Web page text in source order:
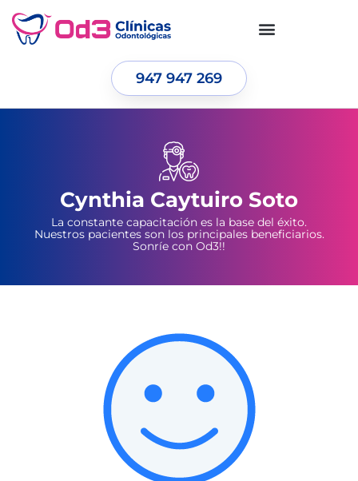
947 947 269
Cynthia Caytuiro Soto
La constante capacitación es la base del éxito.
Nuestros pacientes son los principales beneficiarios.
Sonríe con Od3!!